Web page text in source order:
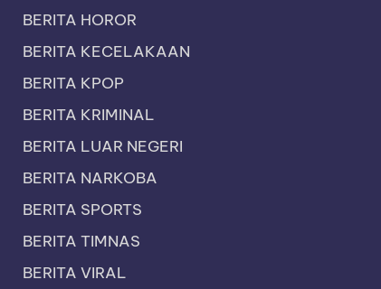
BERITA HOROR
BERITA KECELAKAAN
BERITA KPOP
BERITA KRIMINAL
BERITA LUAR NEGERI
BERITA NARKOBA
BERITA SPORTS
BERITA TIMNAS
BERITA VIRAL